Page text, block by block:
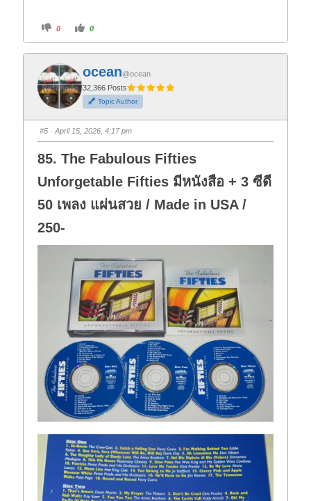
C
i
k
f
o
r
t
h
u
m
d
o
n
.
0
C
i
k
o
r
t
h
u
m
u
p
0
ocean@ocean
32,366 Posts
Topic Author
#5 · April 15, 2026, 4:17 pm
85. The Fabulous Fifties
Unforgetable Fifties มีหนังสือ + 3 ซีดี
50 เพลง แผ่นสวย / Made in USA /
250-